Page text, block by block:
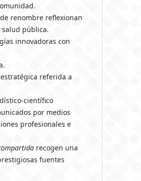
renombre reflexionan
pública.
innovadoras con
referida a
científico
por medios
profesionales e
recogen una
fuentes